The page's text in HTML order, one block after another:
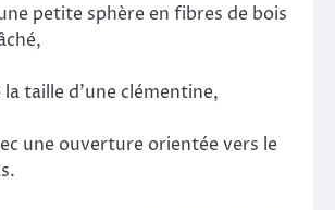
petite sphère en fibres de bois
la taille d’une clémentine,
une ouverture orientée vers le